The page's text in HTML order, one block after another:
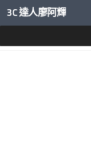
內文下方
3C 達人廖阿輝